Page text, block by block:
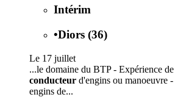
Intérim
•Diors (36)
Le 17 juillet
...le domaine du BTP - Expérience
conducteur d'engins ou manoeuvre
engins de...